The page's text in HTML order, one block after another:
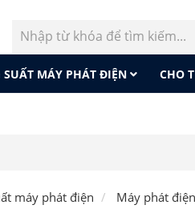
SUẤT MÁY PHÁT ĐIỆN CHO
máy phát điện Máy phát